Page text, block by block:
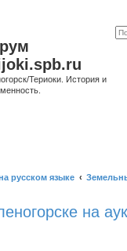
Териоки. История и
русском языке
на